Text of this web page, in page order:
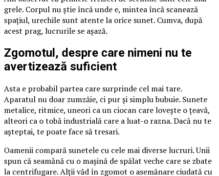
grele. Corpul nu știe încă unde e, mintea încă scanează
spațiul, urechile sunt atente la orice sunet. Cumva, după
acest prag, lucrurile se așază.
Zgomotul, despre care nimeni nu te
avertizează suficient
Asta e probabil partea care surprinde cel mai tare.
Aparatul nu doar zumzăie, ci pur și simplu bubuie. Sunete
metalice, ritmice, uneori ca un ciocan care lovește o țeavă,
alteori ca o tobă industrială care a luat-o razna. Dacă nu te
așteptai, te poate face să tresari.
Oamenii compară sunetele cu cele mai diverse lucruri. Unii
spun că seamănă cu o mașină de spălat veche care se zbate
la centrifugare. Alții văd în zgomot o asemănare ciudată cu